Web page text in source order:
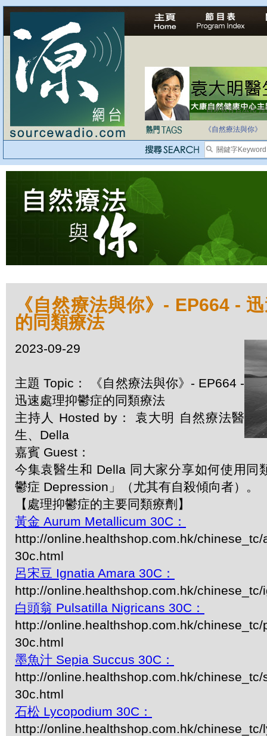
自家教育合法化-
《自然療法與你》
《自然療法與你》- EP664 -
的同類療法
2023-09-29
主題 Topic： 《自然療法與你》- EP664 -
迅速處理抑鬱症的同類療法
主持人 Hosted by： 袁大明 自然療法醫
生、Della
嘉賓 Guest：
今集袁醫生和 Della 同大家分享如何使用同
鬱症 Depression」（尤其有自殺傾向者）。
【處理抑鬱症的主要同類療劑】
黃金 Aurum Metallicum 30C：
http://online.healthshop.com.hk/
30c.html
呂宋豆 Ignatia Amara 30C：
http://online.healthshop.com.hk/chinese_tc/
白頭翁 Pulsatilla Nigricans 30C：
http://online.healthshop.com.hk/
30c.html
墨魚汁 Sepia Succus 30C：
http://online.healthshop.com.hk/
30c.html
石松 Lycopodium 30C：
http://online.healthshop.com.hk/chinese_tc/